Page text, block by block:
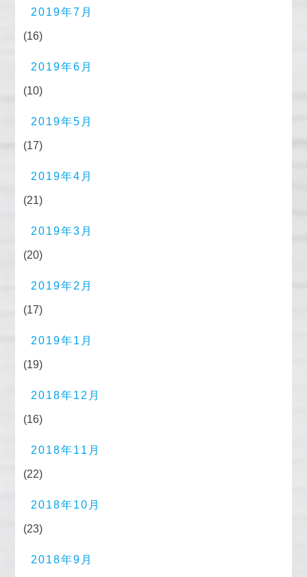
2019年7月
(16)
2019年6月
(10)
2019年5月
(17)
2019年4月
(21)
2019年3月
(20)
2019年2月
(17)
2019年1月
(19)
2018年12月
(16)
2018年11月
(22)
2018年10月
(23)
2018年9月